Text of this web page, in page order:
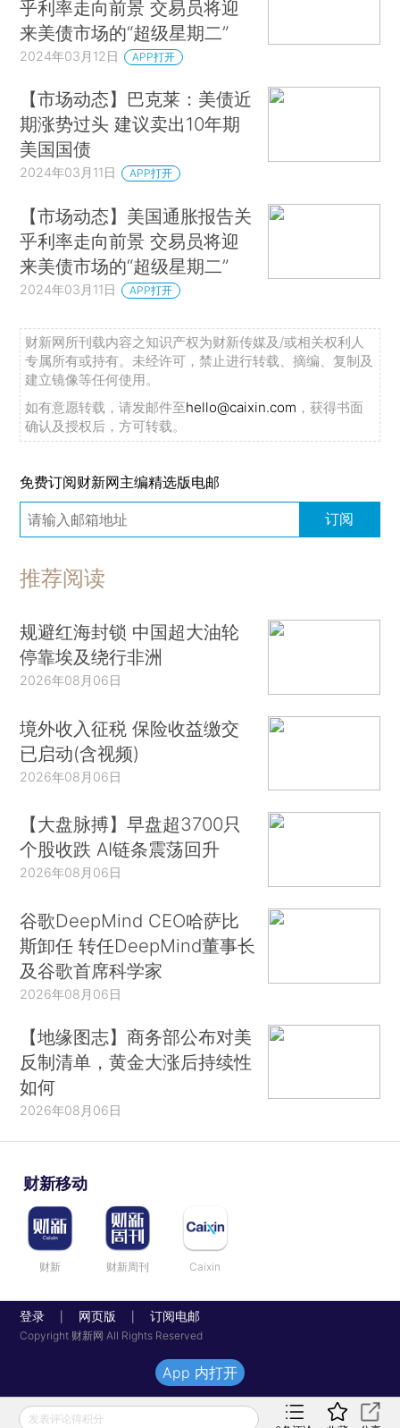
乎利率走向前景 交易员将迎
来美债市场的“超级星期二”
2024年03月12日 APP打开
【市场动态】巴克莱：美债近
期涨势过头 建议卖出10年期
美国国债
2024年03月11日 APP打开
【市场动态】美国通胀报告关
乎利率走向前景 交易员将迎
来美债市场的“超级星期二”
2024年03月11日 APP打开
财新网所刊载内容之知识产权为财新传媒及/或相关权利人
专属所有或持有。未经许可，禁止进行转载、摘编、复制及
建立镜像等任何使用。
如有意愿转载，请发邮件至hello@caixin.com ，获得书面
确认及授权后，方可转载。
免费订阅财新网主编精选版电邮
订阅
推荐阅读
规避红海封锁 中国超大油轮
停靠埃及绕行非洲
2026年08月06日
境外收入征税 保险收益缴交
已启动(含视频)
2026年08月06日
【大盘脉搏】早盘超3700只
个股收跌 AI链条震荡回升
2026年08月06日
谷歌DeepMind CEO哈萨比
斯卸任 转任DeepMind董事长
及谷歌首席科学家
2026年08月06日
【地缘图志】商务部公布对美
反制清单，黄金大涨后持续性
如何
2026年08月06日
财新移动
财新 财新周刊 Caixin
登录 网页版 订阅电邮
Copyright 财新网 All Rights Reserved
发表评论得积分
App 内打开